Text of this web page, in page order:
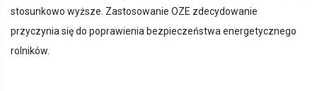
stosunkowo wyższe. Zastosowanie OZE zdecydowanie
przyczynia się do poprawienia bezpieczeństwa energetycznego
rolników.